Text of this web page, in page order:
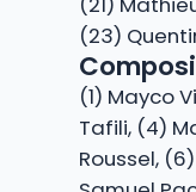
(23)
(1) Mayco
Tafili, (4)
Roussel,